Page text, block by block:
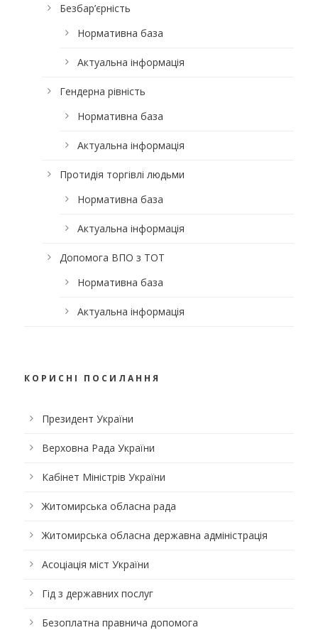
Безбар’єрність
Нормативна база
Актуальна інформація
Гендерна рівність
Нормативна база
Актуальна інформація
Протидія торгівлі людьми
Нормативна база
Актуальна інформація
Допомога ВПО з ТОТ
Нормативна база
Актуальна інформація
КОРИСНІ ПОСИЛАННЯ
Президент України
Верховна Рада України
Кабінет Міністрів України
Житомирська обласна рада
Житомирська обласна державна адміністрація
Асоціація міст України
Гід з державних послуг
Безоплатна правнича допомога